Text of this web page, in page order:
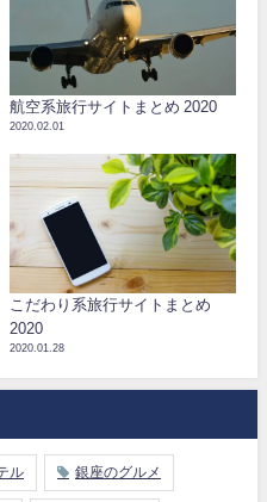
航空系旅行サイトまとめ 2020
2020.02.01
こだわり系旅行サイトまとめ
2020
2020.01.28
ル 銀座のグルメ